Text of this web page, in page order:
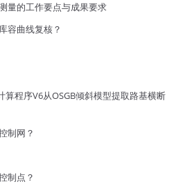
量的工作要点与成果要求
容曲线复核？
算程序V6从OSGB倾斜模型提取路基横断
制网？
制点？